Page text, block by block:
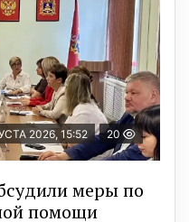
2026, 15:52 20
меры по
помощи